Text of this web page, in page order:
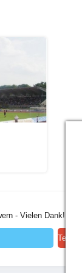
- Vielen Dank!
Teilen